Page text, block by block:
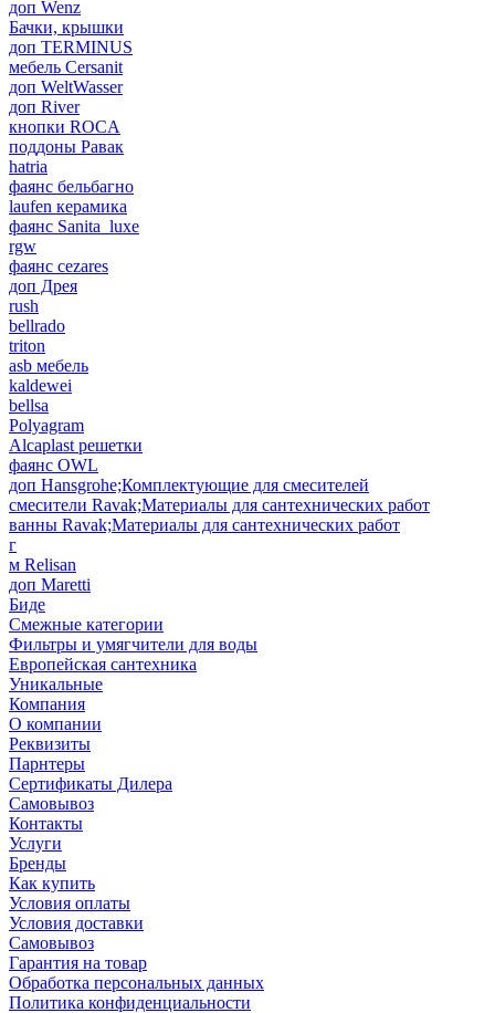
доп Wenz
Бачки, крышки
доп TERMINUS
мебель Cersanit
доп WeltWasser
доп River
кнопки ROCA
поддоны Равак
hatria
фаянс бельбагно
laufen керамика
фаянс Sanita_luxe
rgw
фаянс cezares
доп Дрея
rush
bellrado
triton
asb мебель
kaldewei
bellsa
Polyagram
Alcaplast решетки
фаянс OWL
доп Hansgrohe;Комплектующие для смесителей
смесители Ravak;Материалы для сантехнических работ
ванны Ravak;Материалы для сантехнических работ
г
м Relisan
доп Maretti
Биде
Смежные категории
Фильтры и умягчители для воды
Европейская сантехника
Уникальные
Компания
О компании
Реквизиты
Парнтеры
Сертификаты Дилера
Самовывоз
Контакты
Услуги
Бренды
Как купить
Условия оплаты
Условия доставки
Самовывоз
Гарантия на товар
Обработка персональных данных
Политика конфиденциальности